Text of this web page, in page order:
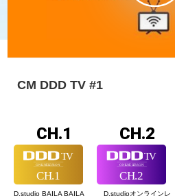
CM DDD TV #1
CH.1
D.studio BAILA BAILA
CH.2
D.studioオンラインレ